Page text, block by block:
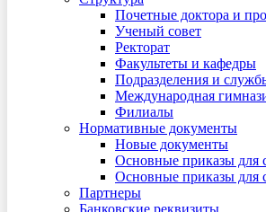
Почетные доктора и
Ученый совет
Ректорат
Факультеты и кафедры
Подразделения и
Международная
Филиалы
Нормативные документы
Новые документы
Основные приказы для
Основные приказы для
Партнеры
Банковские реквизиты